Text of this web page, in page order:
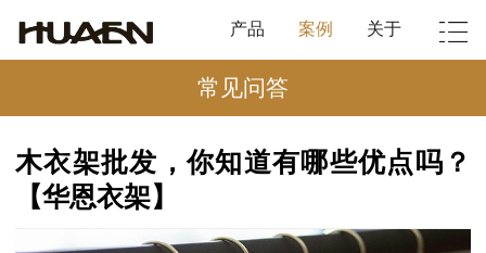
产品 案例 关于
常见问答
木衣架批发，你知道有哪些优点吗？
【华恩衣架】